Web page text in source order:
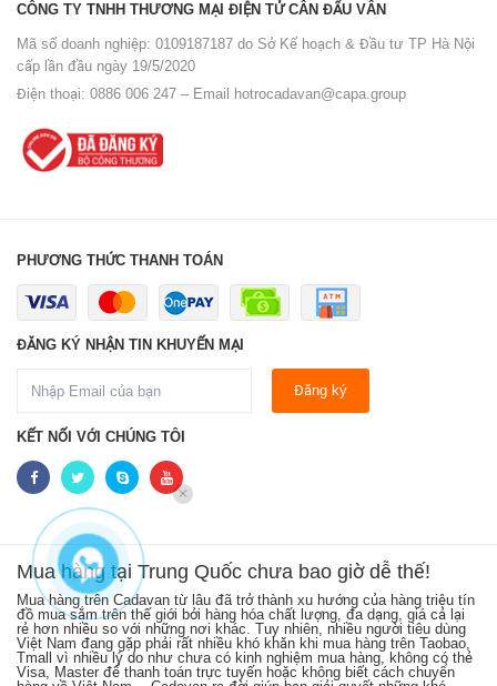
LIÊN HỆ NGAY
CÔNG TY TNHH THƯƠNG MẠI ĐIỆN TỬ CÂN ĐẨU VÂN
Mã số doanh nghiệp: 0109187187 do Sở Kế hoạch & Đầu tư TP Hà Nội
cấp lần đầu ngày 19/5/2020
Điện thoại: 0886 006 247 – Email
hotrocadavan@capa.group
PHƯƠNG THỨC THANH TOÁN
ĐĂNG KÝ NHẬN TIN KHUYẾN MẠI
Đăng ký
KẾT NỐI VỚI CHÚNG TÔI
Mua hàng tại Trung Quốc chưa bao giờ dễ thế!
Mua hàng trên Cadavan từ lâu đã trở thành xu hướng của hàng triệu tín
đồ mua sắm trên thế giới bởi hàng hóa chất lượng, đa dạng, giá cả lại
rẻ hơn nhiều so với những nơi khác. Tuy nhiên, nhiều người tiêu dùng
Việt Nam đang gặp phải rất nhiều khó khăn khi mua hàng trên Taobao,
Tmall vì nhiều lý do như chưa có kinh nghiệm mua hàng, không có thẻ
Visa, Master để thanh toán trực tuyến hoặc không biết cách chuyển